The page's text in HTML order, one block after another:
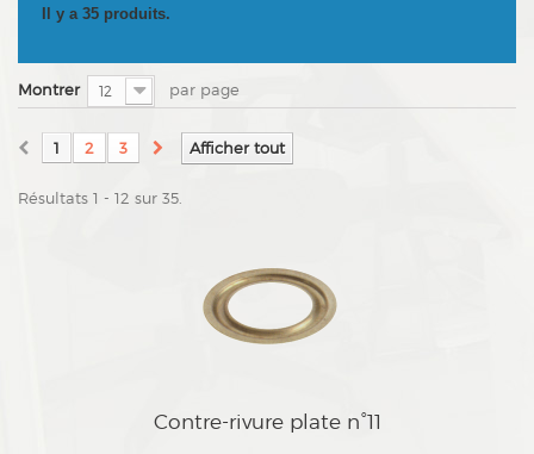
Il y a 35 produits.
Montrer 12 par page
Afficher tout
1 2 3
Résultats 1 - 12 sur 35.
aContre-rivure plate n°11